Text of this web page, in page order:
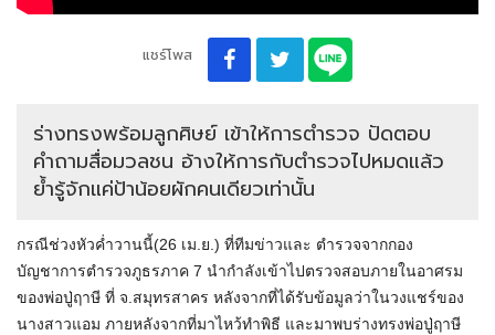
แชร์โพส
ร่างทรงพร้อมลูกศิษย์ เข้าให้การตำรวจ ปัดตอบ
คำถามสื่อมวลชน อ้างให้การกับตำรวจไปหมดแล้ว
ย้ำรู้จักแค่ป้าน้อยผักคนเดียวเท่านั้น
กรณีช่วงหัวค่ำวานนี้(26 เม.ย.) ที่ทีมข่าวและ ตำรวจจากกอง
บัญชาการตำรวจภูธรภาค 7 นำกำลังเข้าไปตรวจสอบภายในอาศรม
ของพ่อปู่ฤาษี ที่ จ.สมุทรสาคร หลังจากที่ได้รับข้อมูลว่าในวงแชร์ของ
นางสาวแอม ภายหลังจากที่มาไหว้ทำพิธี และมาพบร่างทรงพ่อปู่ฤาษี